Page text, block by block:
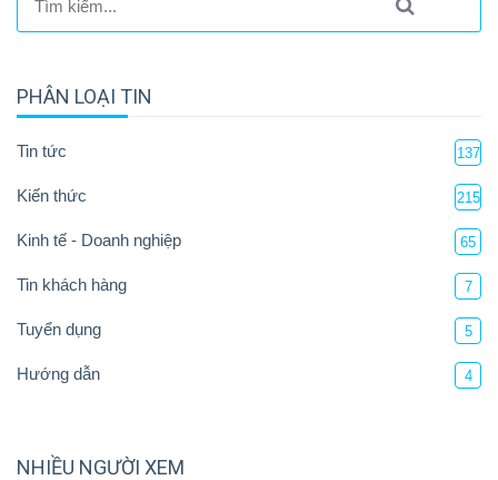
PHÂN LOẠI TIN
Tin tức 137
Kiến thức 215
Kinh tế - Doanh nghiệp 65
Tin khách hàng 7
Tuyển dụng 5
Hướng dẫn 4
NHIỀU NGƯỜI XEM